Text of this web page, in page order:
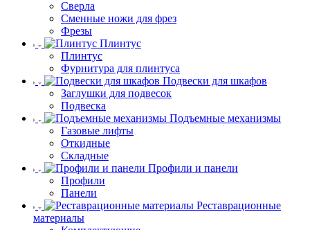
Сверла
Сменные ножи для фрез
Фрезы
Плинтус
Плинтус
Фурнитура для плинтуса
Подвески для шкафов
Заглушки для подвесок
Подвеска
Подъемные механизмы
Газовые лифты
Откидные
Складные
Профили и панели
Профили
Панели
Реставрационные
материалы